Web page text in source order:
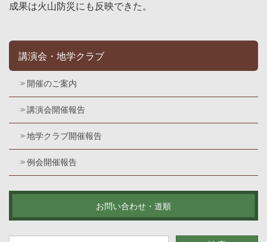
成果は火山防災にも反映できた。
講演会・地学クラブ
開催のご案内
講演会開催報告
地学クラブ開催報告
例会開催報告
お問い合わせ・道順